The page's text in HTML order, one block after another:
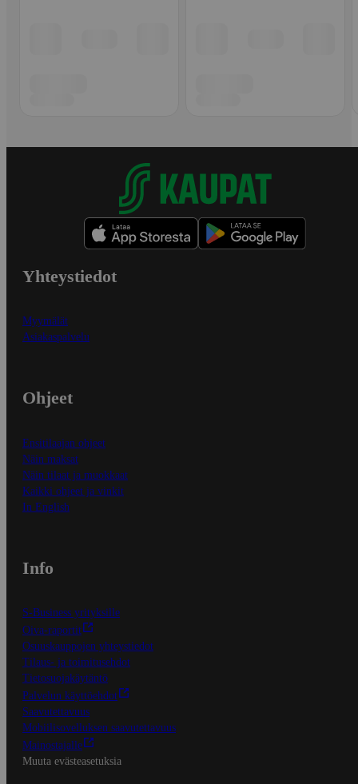
Yhteystiedot
Myymälät
Asiakaspalvelu
Ohjeet
Ensitilaajan ohjeet
Näin maksat
Näin tilaat ja muokkaat
Kaikki ohjeet ja vinkit
In English
Info
S-Business yrityksille
Oiva-raportit
Osuuskauppojen yhteystiedot
Tilaus- ja toimitusehdot
Tietosuojakäytäntö
Palvelun käyttöehdot
Saavutettavuus
Mobiilisovelluksen saavutettavuus
Mainostajalle
Muuta evästeasetuksia